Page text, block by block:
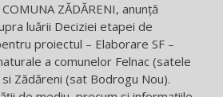
ZĂDĂRENI, anunță
luării Deciziei etapei de
proiectul – Elaborare SF –
a comunelor Felnac (satele
si Zădăreni (sat Bodrogu Nou).